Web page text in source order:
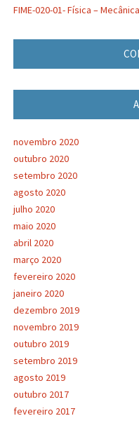
FIME-020-01- Física –
novembro 2020
outubro 2020
setembro 2020
agosto 2020
julho 2020
maio 2020
abril 2020
março 2020
fevereiro 2020
janeiro 2020
dezembro 2019
novembro 2019
outubro 2019
setembro 2019
agosto 2019
outubro 2017
fevereiro 2017